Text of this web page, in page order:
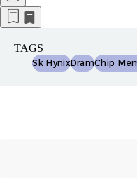
TAGS
Sk HynixDramChip